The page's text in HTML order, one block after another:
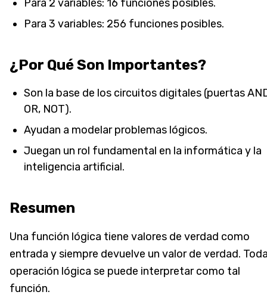
Para 2 variables: 16 funciones posibles.
Para 3 variables: 256 funciones posibles.
¿Por Qué Son Importantes?
Son la base de los circuitos digitales (puertas
OR, NOT).
Ayudan a modelar problemas lógicos.
Juegan un rol fundamental en la informática y la
inteligencia artificial.
Resumen
Una función lógica tiene valores de verdad como
entrada y siempre devuelve un valor de verdad.
operación lógica se puede interpretar como tal
función.